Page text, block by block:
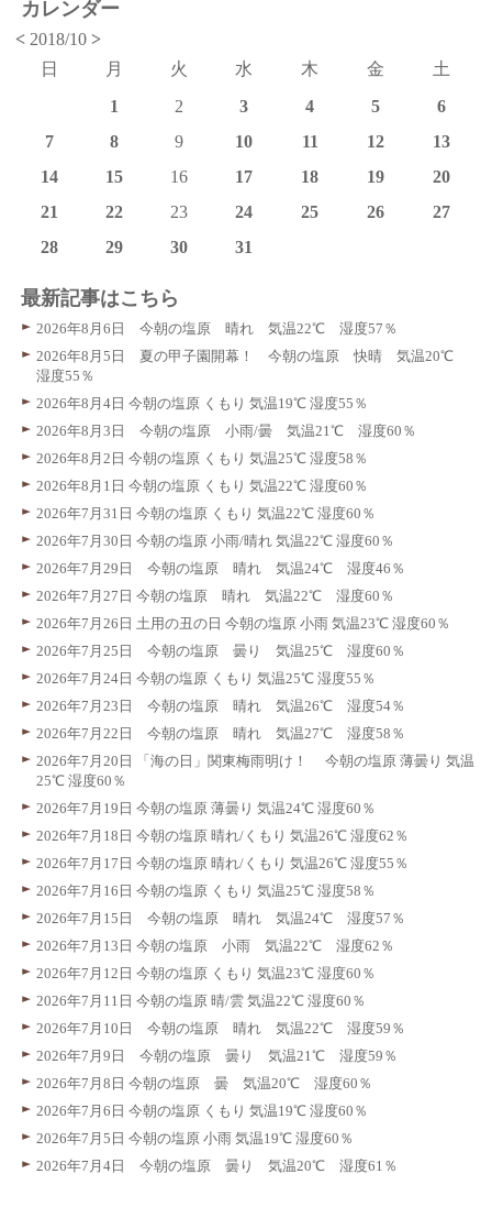
カレンダー
< 2018/10>
日
月 火 水 木 金
土
1
2 3 4 5
6
7
8 9 10 11 12
13
14
15 16 17 18 19
20
21
22 23 24 25 26
27
28
29 30 31
最新記事はこちら
2026年8月6日 今朝の塩原 晴れ 気温22℃ 湿度57％
2026年8月5日 夏の甲子園開幕！ 今朝の塩原 快晴 気温20℃
湿度55％
2026年8月4日 今朝の塩原 くもり 気温19℃ 湿度55％
2026年8月3日 今朝の塩原 小雨/曇 気温21℃ 湿度60％
2026年8月2日 今朝の塩原 くもり 気温25℃ 湿度58％
2026年8月1日 今朝の塩原 くもり 気温22℃ 湿度60％
2026年7月31日 今朝の塩原 くもり 気温22℃ 湿度60％
2026年7月30日 今朝の塩原 小雨/晴れ 気温22℃ 湿度60％
2026年7月29日 今朝の塩原 晴れ 気温24℃ 湿度46％
2026年7月27日 今朝の塩原 晴れ 気温22℃ 湿度60％
2026年7月26日 土用の丑の日 今朝の塩原 小雨 気温23℃ 湿度60％
2026年7月25日 今朝の塩原 曇り 気温25℃ 湿度60％
2026年7月24日 今朝の塩原 くもり 気温25℃ 湿度55％
2026年7月23日 今朝の塩原 晴れ 気温26℃ 湿度54％
2026年7月22日 今朝の塩原 晴れ 気温27℃ 湿度58％
2026年7月20日 「海の日」関東梅雨明け！ 今朝の塩原 薄曇り 気温
25℃ 湿度60％
2026年7月19日 今朝の塩原 薄曇り 気温24℃ 湿度60％
2026年7月18日 今朝の塩原 晴れ/くもり 気温26℃ 湿度62％
2026年7月17日 今朝の塩原 晴れ/くもり 気温26℃ 湿度55％
2026年7月16日 今朝の塩原 くもり 気温25℃ 湿度58％
2026年7月15日 今朝の塩原 晴れ 気温24℃ 湿度57％
2026年7月13日 今朝の塩原 小雨 気温22℃ 湿度62％
2026年7月12日 今朝の塩原 くもり 気温23℃ 湿度60％
2026年7月11日 今朝の塩原 晴/雲 気温22℃ 湿度60％
2026年7月10日 今朝の塩原 晴れ 気温22℃ 湿度59％
2026年7月9日 今朝の塩原 曇り 気温21℃ 湿度59％
2026年7月8日 今朝の塩原 曇 気温20℃ 湿度60％
2026年7月6日 今朝の塩原 くもり 気温19℃ 湿度60％
2026年7月5日 今朝の塩原 小雨 気温19℃ 湿度60％
2026年7月4日 今朝の塩原 曇り 気温20℃ 湿度61％